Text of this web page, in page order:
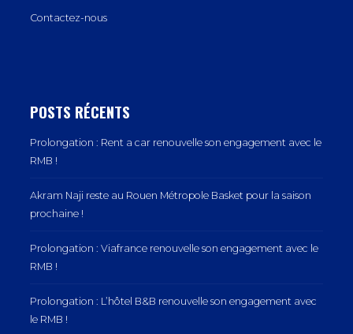
Contactez-nous
POSTS RÉCENTS
Prolongation : Rent a car renouvelle son engagement avec le
RMB !
Akram Naji reste au Rouen Métropole Basket pour la saison
prochaine !
Prolongation : Viafrance renouvelle son engagement avec le
RMB !
Prolongation : L’hôtel B&B renouvelle son engagement avec
le RMB !